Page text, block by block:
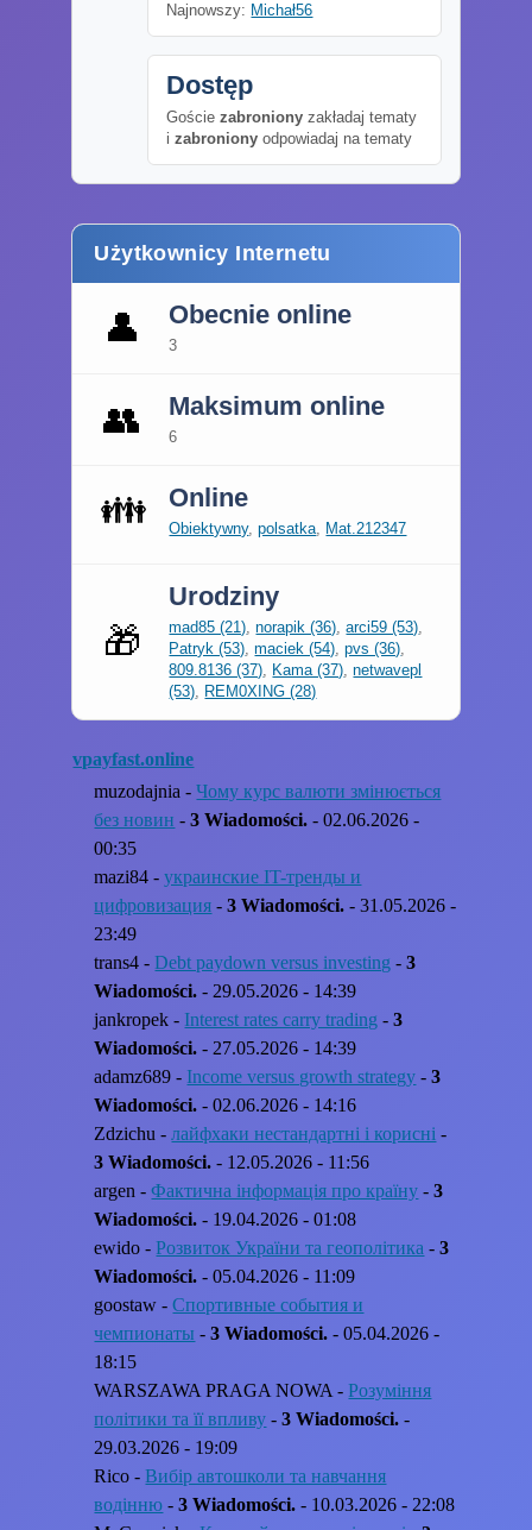
Najnowszy: Michał56
Dostęp
Gościezabroniony zakładaj tematy
izabroniony odpowiadaj na tematy
Użytkownicy Internetu
👤 Obecnie online
3
👥 Maksimum online
6
👪 Online
Obiektywny,polsatka, Mat.212347
🎁
Urodziny
mad85 (21),norapik (36),arci59 (53),
Patryk (53),maciek (54),pvs (36),
809.8136 (37), Kama (37),netwavepl
(53), REM0XING (28)
vpayfast.online
muzodajnia -Чому курс валюти змінюється
без новин -3 Wiadomości. - 02.06.2026 -
00:35
mazi84 -украинские IT-тренды и
цифровизация -3 Wiadomości. - 31.05.2026 -
23:49
trans4 -Debt paydown versus investing -3
Wiadomości. - 29.05.2026 - 14:39
jankropek - Interest rates carry trading -3
Wiadomości. - 27.05.2026 - 14:39
adamz689 - Income versus growth strategy -3
Wiadomości. - 02.06.2026 - 14:16
Zdzichu -лайфхаки нестандартні і корисні -
3 Wiadomości. - 12.05.2026 - 11:56
argen -Фактична інформація про країну -3
Wiadomości. - 19.04.2026 - 01:08
ewido -Розвиток України та геополітика -3
Wiadomości. - 05.04.2026 - 11:09
goostaw -Спортивные события и
чемпионаты -3 Wiadomości. - 05.04.2026 -
18:15
WARSZAWA PRAGA NOWA -Розуміння
політики та її впливу -3 Wiadomości. -
29.03.2026 - 19:09
Rico -Вибір автошколи та навчання
водінню -3 Wiadomości. - 10.03.2026 - 22:08